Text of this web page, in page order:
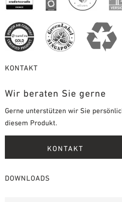
KONTAKT
Wir beraten Sie gerne
Gerne unterstützen wir Sie
diesem Produkt.
KONTAKT
DOWNLOADS